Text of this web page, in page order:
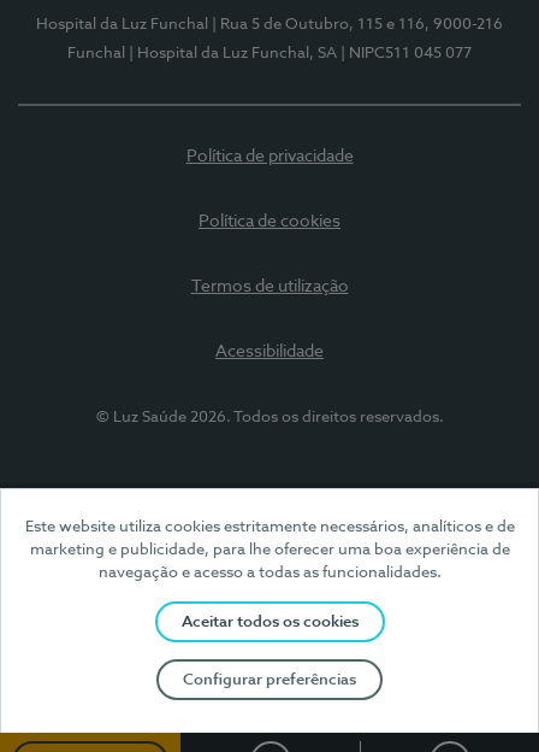
Este website utiliza cookies estritamente necessários, analíticos e de
marketing e publicidade, para lhe oferecer uma boa experiência de
navegação e acesso a todas as funcionalidades.
Aceitar todos os cookies
Configurar preferências
Hospital da Luz Funchal
| Rua 5 de Outubro, 115 e 116, 9000-216
Funchal
| Hospital da Luz Funchal, SA | NIPC511 045 077
Política de privacidade
Política de cookies
Termos de utilização
Acessibilidade
© Luz Saúde 2026. Todos os direitos reservados.